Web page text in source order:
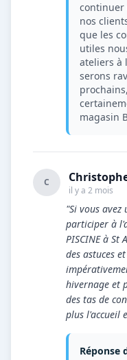
continuer
nos
que les
utiles
ateliers à
serons
magasin
C
il y a 2 mois
"Si vous avez
participer à
PISCINE à St
des astuces
hivernage et
des tas de
plus l'accueil
Réponse